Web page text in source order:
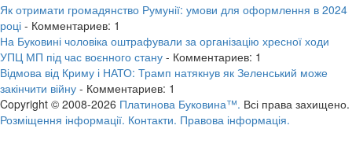
Як отримати громадянство Румунії: умови для оформлення в 2024
році - Комментариев: 1
На Буковині чоловіка оштрафували за організацію хресної ходи
УПЦ МП під час воєнного стану - Комментариев: 1
Відмова від Криму і НАТО: Трамп натякнув як Зеленський може
закінчити війну - Комментариев: 1
Copyright © 2008-2026 Платинова Буковина™. Всі права захищено.
Розміщення інформації. Контакти. Правова інформація.